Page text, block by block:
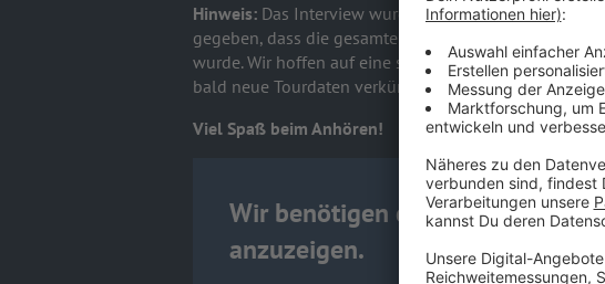
Hinweis: Das Interview wurde bereits im April
gegeben, dass die gesamte Tour leider aus
wurde. Wir hoffen auf eine schnelle Genesung,
bald neue Tourdaten verkünden können.
Viel Spaß beim Anhören!
Wir benötigen deine
anzuzeigen.